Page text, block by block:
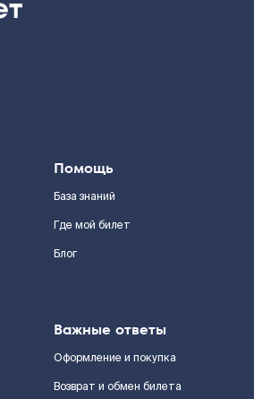
Помощь
База знаний
Где мой билет
Блог
Важные ответы
Оформление и покупка
Возврат и обмен билета